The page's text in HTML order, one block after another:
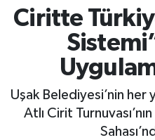
Ciritte
Uşak Belediyesi’nin her
Atlı Cirit
GENEL
YAŞAM
SAĞLIK
LEZETLERİMİZ
Namaz Vakitleri
Trafik Durumu
Puan Durumu ve
Tüm Manşetler